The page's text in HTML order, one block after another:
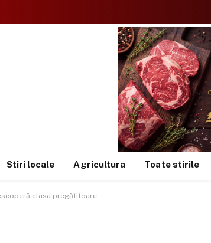
Stiri locale Agricultura Toate stirile
clasa pregătitoare